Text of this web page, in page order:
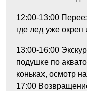
12:00-13:00
где лед уже окреп
13:00-16:00
подушке по
коньках, осмотр
17:00